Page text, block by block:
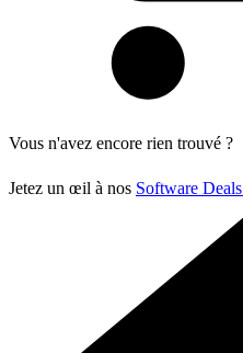
Vous n'avez encore rien trouvé ?
Jetez un œil à nos Software Deals